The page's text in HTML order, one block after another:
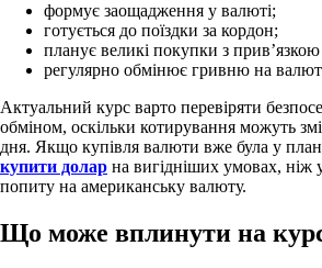
формує заощадження у валюті;
готується до поїздки за кордон;
планує великі покупки з
регулярно обмінює гривню на
Актуальний курс варто перевіряти
обміном, оскільки котирування можуть
дня. Якщо купівля валюти вже була у
купити долар на вигідніших умовах, ніж
попиту на американську валюту.
Що може вплинути на